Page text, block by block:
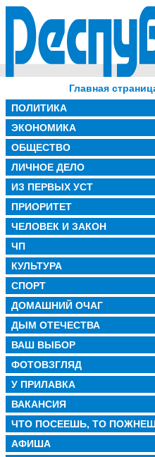
Главная
ПОЛИТИКА
ЭКОНОМИКА
ОБЩЕСТВО
ЛИЧНОЕ ДЕЛО
ИЗ ПЕРВЫХ УСТ
ПРИОРИТЕТ
ЧЕЛОВЕК И ЗАКОН
ЧП
КУЛЬТУРА
СПОРТ
ДОМАШНИЙ ОЧАГ
ДЫМ ОТЕЧЕСТВА
ВАШ ВЫБОР
ФОТОВЗГЛЯД
У ПРИЛАВКА
ВАКАНСИЯ
ЧТО ПОСЕЕШЬ, ТО
АФИША